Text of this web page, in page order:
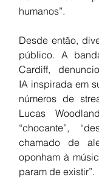
humanos”.
Desde então,
público. A
Cardiff,
IA inspirada em
números de
Lucas
“chocante”,
chamado de
oponham à
param de existir”.